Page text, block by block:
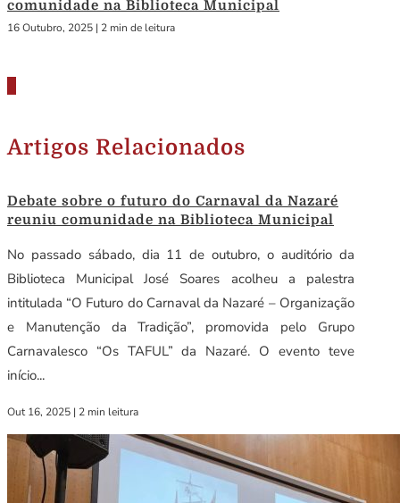
comunidade na Biblioteca Municipal
16 Outubro, 2025 | 2 min de leitura
Artigos Relacionados
Debate sobre o futuro do Carnaval da Nazaré
reuniu comunidade na Biblioteca Municipal
No passado sábado, dia 11 de outubro, o auditório da
Biblioteca Municipal José Soares acolheu a palestra
intitulada “O Futuro do Carnaval da Nazaré – Organização
e Manutenção da Tradição”, promovida pelo Grupo
Carnavalesco “Os TAFUL” da Nazaré. O evento teve
início...
Out 16, 2025 | 2 min leitura